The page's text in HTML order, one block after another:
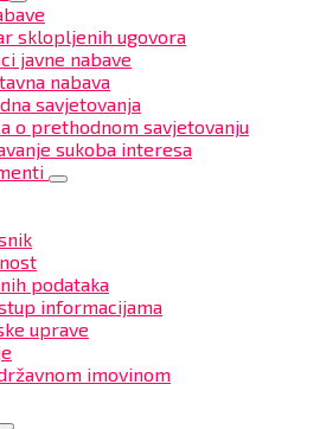
sklopljenih ugovora
javne nabave
nabava
savjetovanja
o prethodnom savjetovanju
sukoba interesa
podataka
informacijama
uprave
imovinom